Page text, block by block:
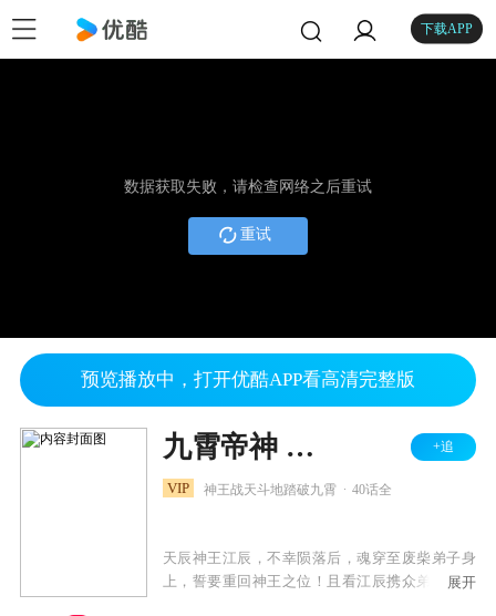
下载APP
数据获取失败，请检查网络之后重试
重试
预览播放中，打开优酷APP看高清完整版
九霄帝神 第2季 +追
VIP 神王战天斗地踏破九霄 40话全
天辰神王江辰，不幸陨落后，魂穿至废柴弟子身
上，誓要重回神王之位！且看江辰携众弟子从废
展开